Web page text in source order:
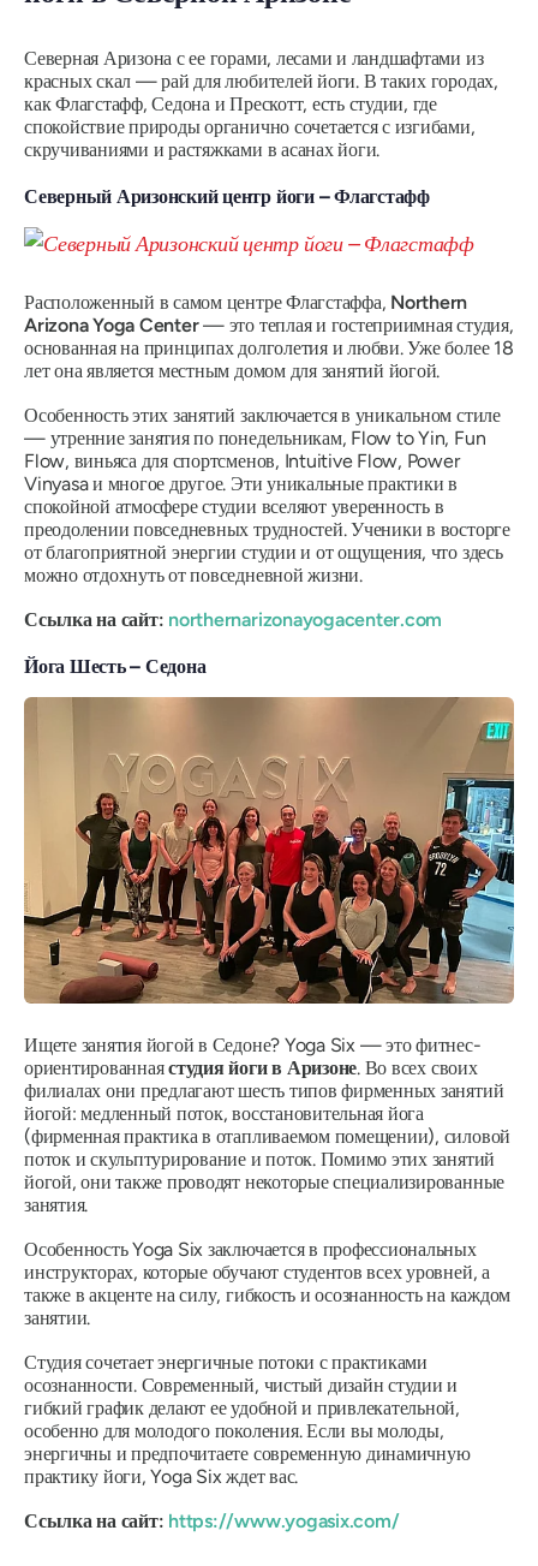
Северная Аризона с ее горами, лесами и ландшафтами из
красных скал — рай для любителей йоги. В таких городах,
как Флагстафф, Седона и Прескотт, есть студии, где
спокойствие природы органично сочетается с изгибами,
скручиваниями и растяжками в асанах йоги.
Северный Аризонский центр йоги – Флагстафф
Расположенный в самом центре Флагстаффа, Northern
Arizona Yoga Center— это теплая и гостеприимная студия,
основанная на принципах долголетия и любви. Уже более 18
лет она является местным домом для занятий йогой.
Особенность этих занятий заключается в уникальном стиле
— утренние занятия по понедельникам, Flow to Yin, Fun
Flow, виньяса для спортсменов, Intuitive Flow, Power
Vinyasa и многое другое. Эти уникальные практики в
спокойной атмосфере студии вселяют уверенность в
преодолении повседневных трудностей. Ученики в восторге
от благоприятной энергии студии и от ощущения, что здесь
можно отдохнуть от повседневной жизни.
Ссылка на сайт: northernarizonayogacenter.com
Йога Шесть – Седона
Ищете занятия йогой в Седоне? Yoga Six — это фитнес-
ориентированнаястудия йоги в Аризоне. Во всех своих
филиалах они предлагают шесть типов фирменных занятий
йогой: медленный поток, восстановительная йога
(фирменная практика в отапливаемом помещении), силовой
поток и скульптурирование и поток. Помимо этих занятий
йогой, они также проводят некоторые специализированные
занятия.
Особенность Yoga Six заключается в профессиональных
инструкторах, которые обучают студентов всех уровней, а
также в акценте на силу, гибкость и осознанность на каждом
занятии.
Студия сочетает энергичные потоки с практиками
осознанности. Современный, чистый дизайн студии и
гибкий график делают ее удобной и привлекательной,
особенно для молодого поколения. Если вы молоды,
энергичны и предпочитаете современную динамичную
практику йоги, Yoga Six ждет вас.
Ссылка на сайт: https://www.yogasix.com/